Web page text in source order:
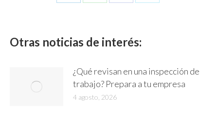
Share
Share
Share
Share
Otras noticias de interés:
¿Qué revisan en una inspección de
trabajo? Prepara a tu empresa
4 agosto, 2026